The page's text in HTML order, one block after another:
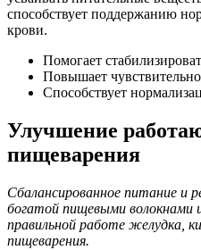
способствует поддержанию
крови.
Помогает
Повышает
Способствует
Улучшение
пищеварения
Сбалансированное питание и
богатой пищевыми
правильной работе желудка,
пищеварения.